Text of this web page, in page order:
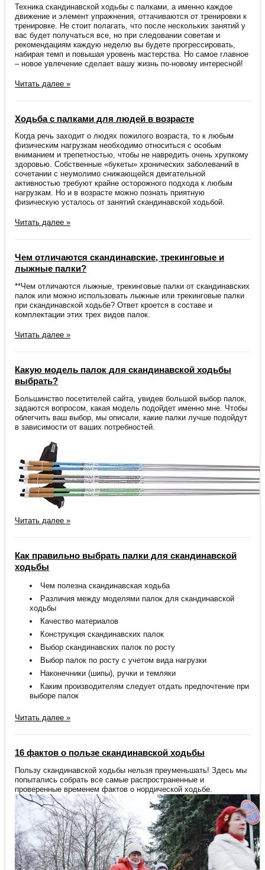
Техника скандинавской ходьбы с палками, а именно каждое
движение и элемент упражнения, оттачиваются от тренировки к
тренировке. Не стоит полагать, что после нескольких занятий у
вас будет получаться все, но при следовании советам и
рекомендациям каждую неделю вы будете прогрессировать,
набирая темп и повышая уровень мастерства. Но самое главное
– новое увлечение сделает вашу жизнь по-новому интересной!
Читать далее »
Ходьба с палками для людей в возрасте
Когда речь заходит о людях пожилого возраста, то к любым
физическим нагрузкам необходимо относиться с особым
вниманием и трепетностью, чтобы не навредить очень хрупкому
здоровью. Собственные «букеты» хронических заболеваний в
сочетании с неумолимо снижающейся двигательной
активностью требуют крайне осторожного подхода к любым
нагрузкам. Но и в возрасте можно познать приятную
физическую усталось от занятий скандинавской ходьбой.
Читать далее »
Чем отличаются скандинавские, трекинговые и
лыжные палки?
**Чем отличаются лыжные, трекинговые палки от скандинавских
палок или можно использовать лыжные или трекинговые палки
при скандинавской ходьбе? Ответ кроется в составе и
комплектации этих трех видов палок.
Читать далее »
Какую модель палок для скандинавской ходьбы
выбрать?
Большинство посетителей сайта, увидев большой выбор палок,
задаются вопросом, какая модель подойдет именно мне. Чтобы
облегчить ваш выбор, мы описали, какие палки лучше подойдут
в зависимости от ваших потребностей.
Читать далее »
Как правильно выбрать палки для скандинавской
ходьбы
Чем полезна скандинавская ходьба
Различия между моделями палок для скандинавской
ходьбы
Качество материалов
Конструкция скандинавских палок
Выбор скандинавских палок по росту
Выбор палок по росту с учетом вида нагрузки
Наконечники (шипы), ручки и темляки
Каким производителям следует отдать предпочтение при
выборе палок
Читать далее »
16 фактов о пользе скандинавской ходьбы
Пользу скандинавской ходьбы нельзя преуменьшать! Здесь мы
попытались собрать все самые распространенные и
проверенные временем фактов о нордической ходьбе.